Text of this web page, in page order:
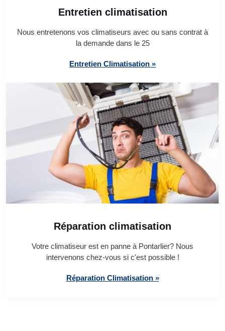
Entretien climatisation
Nous entretenons vos climatiseurs avec ou sans contrat à
la demande dans le 25
Entretien Climatisation »
Réparation climatisation
Votre climatiseur est en panne à Pontarlier? Nous
intervenons chez-vous si c'est possible !
Réparation Climatisation »